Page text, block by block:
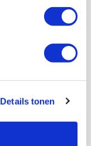
Details tonen